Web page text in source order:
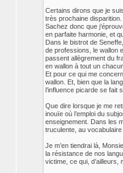
Certains dirons que je
très prochaine disparition.
Sachez donc que
en parfaite harmonie, et
Dans le bistrot de
de professions, le wallon
passent allègrement du
en wallon à tout un
Et pour ce qui me
wallon. Et, bien que la
l’influence picarde se fait
Que dire lorsque je me
inouïe où l’emploi du
enseignement. Dans les
truculente, au
Je m’en tiendrai là,
la résistance de nos
victime, ce qui,